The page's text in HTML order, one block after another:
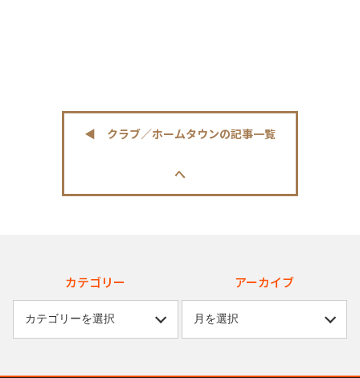
◀︎ クラブ／ホームタウンの記事一覧
へ
カテゴリー アーカイブ